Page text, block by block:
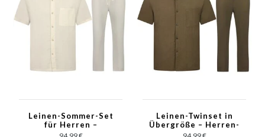
Leinen-Sommer-Set
für Herren –
Oversized Twinset –
94,99 €
Leinen-Twinset in
Übergröße – Herren-
Sommerset –
94,99 €